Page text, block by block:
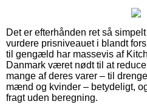
Det er efterhånden ret så
vurdere prisniveauet i blandt
til gengæld har massevis af
Danmark været nødt til at
mange af deres varer – til
mænd og kvinder – betydeligt,
fragt uden beregning.